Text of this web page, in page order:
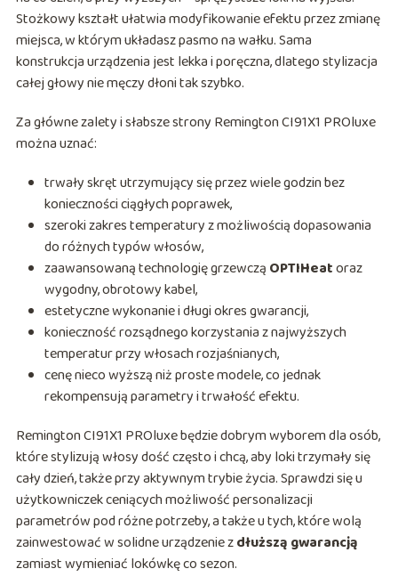
Stożkowy kształt ułatwia modyfikowanie efektu przez zmianę
miejsca, w którym układasz pasmo na wałku. Sama
konstrukcja urządzenia jest lekka i poręczna, dlatego stylizacja
całej głowy nie męczy dłoni tak szybko.
Za główne zalety i słabsze strony Remington CI91X1 PROluxe
można uznać:
trwały skręt utrzymujący się przez wiele godzin bez
konieczności ciągłych poprawek,
szeroki zakres temperatury z możliwością dopasowania
do różnych typów włosów,
zaawansowaną technologię grzewczą OPTIHeatoraz
wygodny, obrotowy kabel,
estetyczne wykonanie i długi okres gwarancji,
konieczność rozsądnego korzystania z najwyższych
temperatur przy włosach rozjaśnianych,
cenę nieco wyższą niż proste modele, co jednak
rekompensują parametry i trwałość efektu.
Remington CI91X1 PROluxe będzie dobrym wyborem dla osób,
które stylizują włosy dość często i chcą, aby loki trzymały się
cały dzień, także przy aktywnym trybie życia. Sprawdzi się u
użytkowniczek ceniących możliwość personalizacji
parametrów pod różne potrzeby, a także u tych, które wolą
zainwestować w solidne urządzenie zdłuższą gwarancją
zamiast wymieniać lokówkę co sezon.